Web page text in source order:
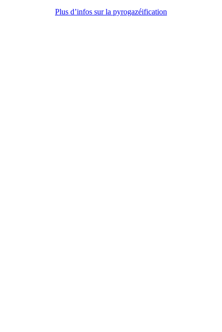
Plus d’infos sur la pyrogazéification